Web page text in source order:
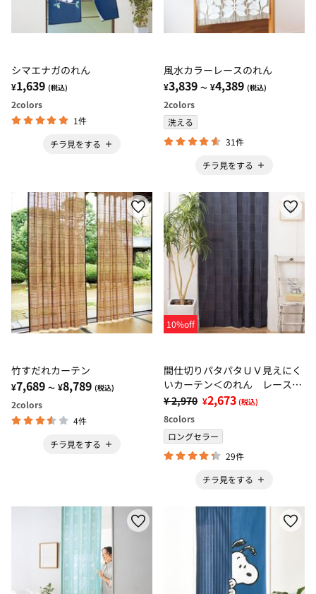
シマエナガのれん
¥1,639 (税込)
2colors
1件
チラ見をする
風水カラーレースのれん
¥3,839 ～ ¥4,389 (税込)
2colors
洗える
31件
チラ見をする
竹すだれカーテン
¥7,689 ～ ¥8,789 (税込)
2colors
4件
チラ見をする
10%off
間仕切りパタパタＵＶ見えにく
いカーテン＜のれん レース
遮熱 断熱 ＵＶカット 北欧
風 目隠しカーテン ドア仕切
り 玄関＞
¥ 2,970 ¥2,673 (税込)
8colors
ロングセラー
29件
チラ見をする